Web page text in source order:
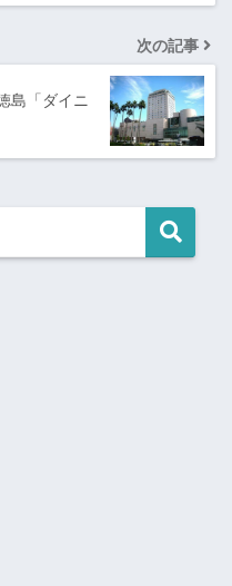
次の記事
島「ダイニ